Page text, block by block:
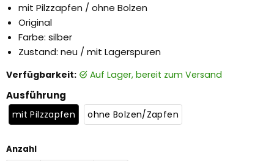
mit Pilzzapfen / ohne Bolzen
Original
Farbe: silber
Zustand: neu / mit Lagerspuren
Verfügbarkeit: auf Lager, bereit zum Versand
Ausführung
mit Pilzzapfen ohne Bolzen/Zapfen
Anzahl